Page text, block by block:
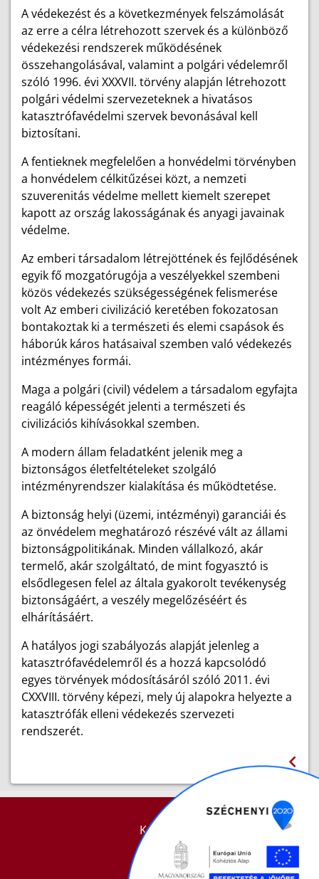
A védekezést és a következmények felszámolását
az erre a célra létrehozott szervek és a különböző
védekezési rendszerek működésének
összehangolásával, valamint a polgári védelemről
szóló 1996. évi XXXVII. törvény alapján létrehozott
polgári védelmi szervezeteknek a hivatásos
katasztrófavédelmi szervek bevonásával kell
biztosítani.
A fentieknek megfelelően a honvédelmi törvényben
a honvédelem célkitűzései közt, a nemzeti
szuverenitás védelme mellett kiemelt szerepet
kapott az ország lakosságának és anyagi javainak
védelme.
Az emberi társadalom létrejöttének és fejlődésének
egyik fő mozgatórugója a veszélyekkel szembeni
közös védekezés szükségességének felismerése
volt Az emberi civilizáció keretében fokozatosan
bontakoztak ki a természeti és elemi csapások és
háborúk káros hatásaival szemben való védekezés
intézményes formái.
Maga a polgári (civil) védelem a társadalom egyfajta
reagáló képességét jelenti a természeti és
civilizációs kihívásokkal szemben.
A modern állam feladatként jelenik meg a
biztonságos életfeltételeket szolgáló
intézményrendszer kialakítása és működtetése.
A biztonság helyi (üzemi, intézményi) garanciái és
az önvédelem meghatározó részévé vált az állami
biztonságpolitikának. Minden vállalkozó, akár
termelő, akár szolgáltató, de mint fogyasztó is
elsődlegesen felel az általa gyakorolt tevékenység
biztonságáért, a veszély megelőzéséért és
elhárításáért.
A hatályos jogi szabályozás alapját jelenleg a
katasztrófavédelemről és a hozzá kapcsolódó
egyes törvények módosításáról szóló 2011. évi
CXXVIII. törvény képezi, mely új alapokra helyezte a
katasztrófák elleni védekezés szervezeti
rendszerét.
KAPCSOLAT
IMPRESSZUM